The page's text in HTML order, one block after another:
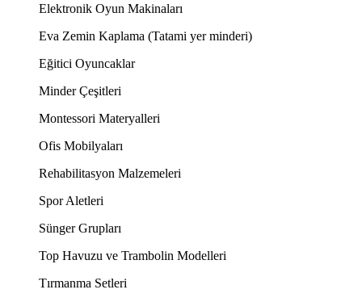
Elektronik Oyun Makinaları
Eva Zemin Kaplama (Tatami yer minderi)
Eğitici Oyuncaklar
Minder Çeşitleri
Montessori Materyalleri
Ofis Mobilyaları
Rehabilitasyon Malzemeleri
Spor Aletleri
Sünger Grupları
Top Havuzu ve Trambolin Modelleri
Tırmanma Setleri